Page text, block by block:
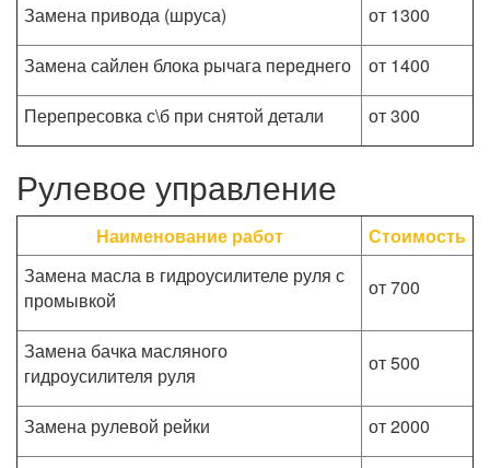
Замена привода (шруса)
от 1300
Замена сайлен блока рычага переднего
от 1400
Перепресовка с\б при снятой детали
от 300
Рулевое управление
Наименование работ
Стоимость
Замена масла в гидроусилителе руля с
промывкой
от 700
Замена бачка масляного
гидроусилителя руля
от 500
Замена рулевой рейки
от 2000